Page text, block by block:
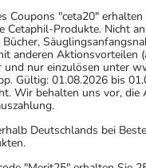
Coupons "ceta20"
Cetaphil-Produkte. Nicht
anderen Aktionsvorteilen
und nur einzulösen unter
Gültig: 01.08.2026 bis
Wir behalten uns vor, die
Deutschlands bei